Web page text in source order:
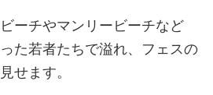
ーチやマンリービーチなど
た若者たちで溢れ、フェスの
せます。